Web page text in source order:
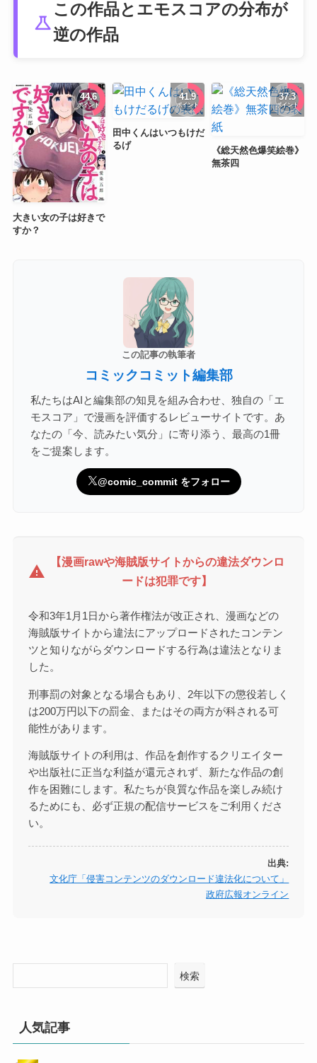
science
この作品とエモスコアの分布が
逆の作品
44.6
ポイント
大きい女の子は好きで
すか？
41.9
ポイント
田中くんはいつもけだ
るげ
37.3
ポイント
《総天然色爆笑絵巻》
無茶四
この記事の執筆者
コミックコミット編集部
私たちはAIと編集部の知見を組み合わせ、独自の「エ
モスコア」で漫画を評価するレビューサイトです。あ
なたの「今、読みたい気分」に寄り添う、最高の1冊
をご提案します。
@comic_commit をフォロー
warning
【漫画rawや海賊版サイトからの違法ダウンロ
ードは犯罪です】
令和3年1月1日から著作権法が改正され、漫画などの
海賊版サイトから違法にアップロードされたコンテン
ツと知りながらダウンロードする行為は違法となりま
した。
刑事罰の対象となる場合もあり、2年以下の懲役若しく
は200万円以下の罰金、またはその両方が科される可
能性があります。
海賊版サイトの利用は、作品を創作するクリエイター
や出版社に正当な利益が還元されず、新たな作品の創
作を困難にします。私たちが良質な作品を楽しみ続け
るためにも、必ず正規の配信サービスをご利用くださ
い。
出典:
文化庁「侵害コンテンツのダウンロード違法化について」
政府広報オンライン
検索
人気記事